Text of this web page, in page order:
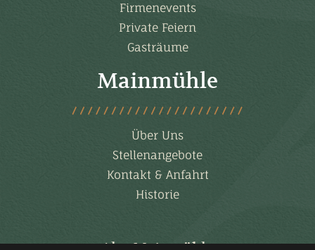
Firmenevents
Private Feiern
Gasträume
Mainmühle
Über Uns
Stellenangebote
Kontakt & Anfahrt
Historie